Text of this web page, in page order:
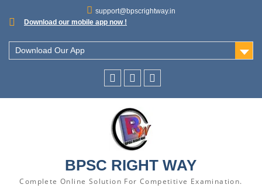
support@bpscrightway.in
Download our mobile app now !
Download Our App
BPSC RIGHT WAY
Complete Online Solution For Competitive Examination.